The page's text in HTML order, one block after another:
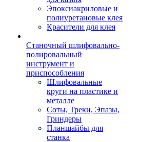
Эпоксиакриловые и
полиуретановые клея
Красители для клея
Станочный шлифовально-
полировальный
инструмент и
приспособления
Шлифовальные
круги на пластике и
металле
Соты, Треки, Эпазы,
Гриндеры
Планшайбы для
станка